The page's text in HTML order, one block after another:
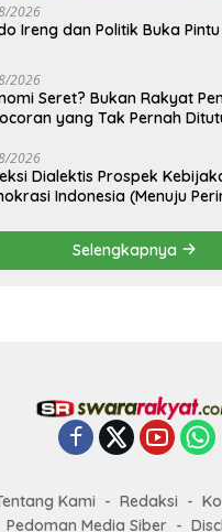
2026
Ireng dan Politik Buka Pintu
2026
Seret? Bukan Rakyat
yang Tak Pernah
2026
Dialektis Prospek
Indonesia (Menuju
Selengkapnya
Kami Redaksi
Pedoman Media Siber